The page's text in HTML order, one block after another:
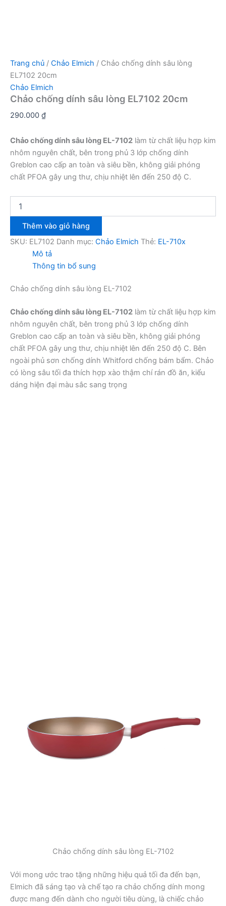
Trang chủ / Chảo Elmich / Chảo chống dính sâu lòng
EL7102 20cm
Chảo Elmich
Chảo chống dính sâu lòng EL7102 20cm
290.000 ₫
Chảo chống dính sâu lòng EL-7102 làm từ chất liệu hợp kim
nhôm nguyên chất, bên trong phủ 3 lớp chống dính
Greblon cao cấp an toàn và siêu bền, không giải phóng
chất PFOA gây ung thư, chịu nhiệt lên đến 250 độ C.
chống
lòng
EL7102
Thêm vào giỏ hàng
SKU: EL7102 Danh mục: Chảo Elmich Thẻ: EL-710x
Mô tả
Thông tin bổ sung
Chảo chống dính sâu lòng EL-7102
Chảo chống dính sâu lòng EL-7102 làm từ chất liệu hợp kim
nhôm nguyên chất, bên trong phủ 3 lớp chống dính
Greblon cao cấp an toàn và siêu bền, không giải phóng
chất PFOA gây ung thư, chịu nhiệt lên đến 250 độ C. Bên
ngoài phủ sơn chống dính Whitford chống bám bẩm. Chảo
có lòng sâu tối đa thích hợp xào thậm chí rán đồ ăn, kiểu
dáng hiện đại màu sắc sang trọng
Chảo chống dính sâu lòng EL-7102
Với mong ước trao tặng những hiệu quả tối đa đến bạn,
Elmich đã sáng tạo và chế tạo ra chảo chống dính mong
được mang đến dành cho người tiêu dùng, là chiếc chảo